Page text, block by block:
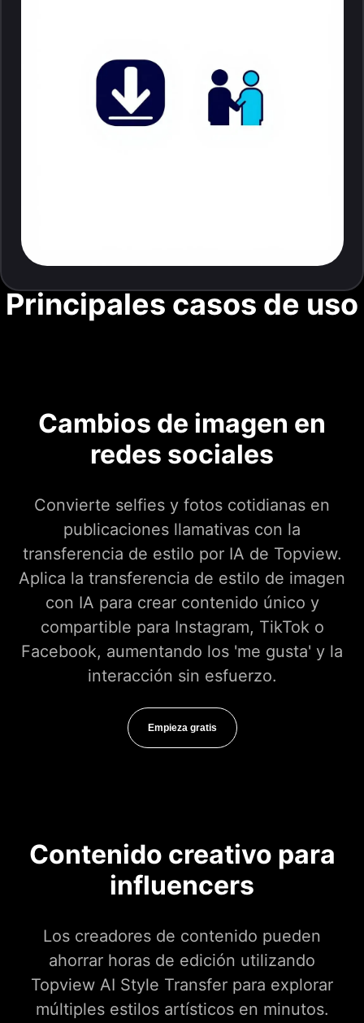
Principales casos de uso
Cambios de imagen en
redes sociales
Convierte selfies y fotos cotidianas en
publicaciones llamativas con la
transferencia de estilo por IA de Topview.
Aplica la transferencia de estilo de imagen
con IA para crear contenido único y
compartible para Instagram, TikTok o
Facebook, aumentando los 'me gusta' y la
interacción sin esfuerzo.
Empieza gratis
Contenido creativo para
influencers
Los creadores de contenido pueden
ahorrar horas de edición utilizando
Topview AI Style Transfer para explorar
múltiples estilos artísticos en minutos.